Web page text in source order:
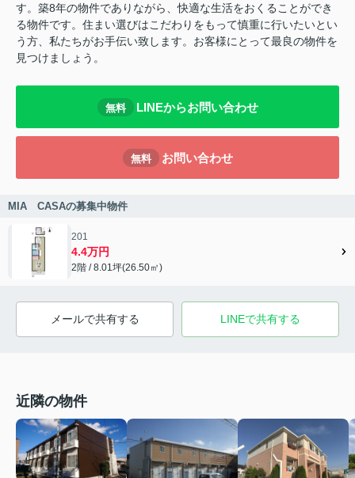
す。築8年の物件でありながら、快適な生活をおくることができ
る物件です。住まい選びはこだわりをもって慎重に行いたいとい
う方、私たちがお手伝い致します。お客様にとって最良の物件を
見つけましょう。
無料 LINEからお問い合わせ
無料 お問い合わせ
MIA CASAの募集中物件
201
4.4万円
2階 / 8.01坪(26.50㎡)
メールで共有する LINEで共有する
近隣の物件